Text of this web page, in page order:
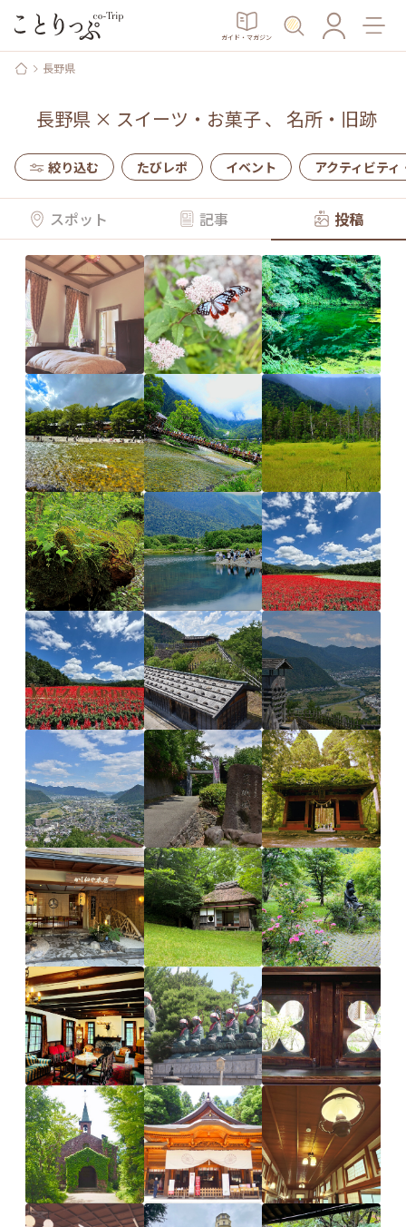
ガイド・マガジン
長野県
長野県 × スイーツ・お菓子、 名所・旧跡
絞り込む たびレポ イベント アクティビティ
スポット 記事 投稿